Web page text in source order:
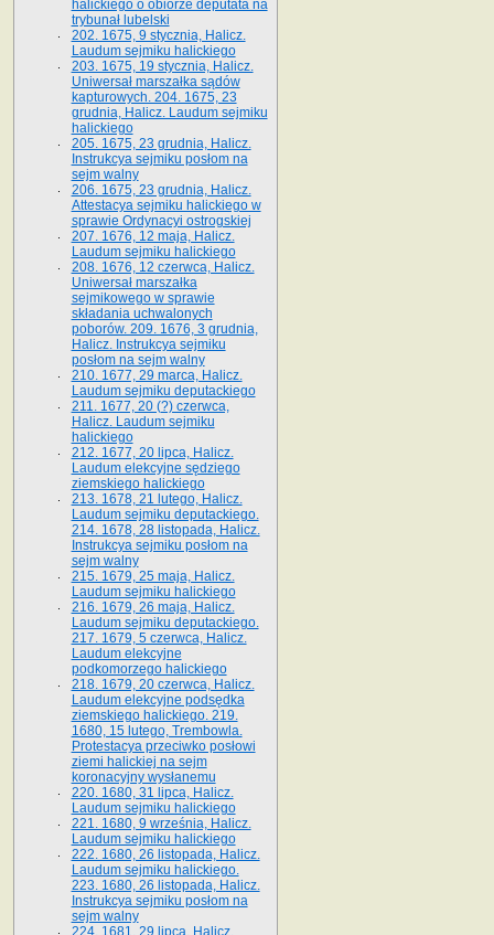
halickiego o obiorze deputata na
trybunał lubelski
202. 1675, 9 stycznia, Halicz.
Laudum sejmiku halickiego
203. 1675, 19 stycznia, Halicz.
Uniwersał marszałka sądów
kapturowych. 204. 1675, 23
grudnia, Halicz. Laudum sejmiku
halickiego
205. 1675, 23 grudnia, Halicz.
Instrukcya sejmiku posłom na
sejm walny
206. 1675, 23 grudnia, Halicz.
Attestacya sejmiku halickiego w
sprawie Ordynacyi ostrogskiej
207. 1676, 12 maja, Halicz.
Laudum sejmiku halickiego
208. 1676, 12 czerwca, Halicz.
Uniwersał marszałka
sejmikowego w sprawie
składania uchwalonych
poborów. 209. 1676, 3 grudnia,
Halicz. Instrukcya sejmiku
posłom na sejm walny
210. 1677, 29 marca, Halicz.
Laudum sejmiku deputackiego
211. 1677, 20 (?) czerwca,
Halicz. Laudum sejmiku
halickiego
212. 1677, 20 lipca, Halicz.
Laudum elekcyjne sędziego
ziemskiego halickiego
213. 1678, 21 lutego, Halicz.
Laudum sejmiku deputackiego.
214. 1678, 28 listopada, Halicz.
Instrukcya sejmiku posłom na
sejm walny
215. 1679, 25 maja, Halicz.
Laudum sejmiku halickiego
216. 1679, 26 maja, Halicz.
Laudum sejmiku deputackiego.
217. 1679, 5 czerwca, Halicz.
Laudum elekcyjne
podkomorzego halickiego
218. 1679, 20 czerwca, Halicz.
Laudum elekcyjne podsędka
ziemskiego halickiego. 219.
1680, 15 lutego, Trembowla.
Protestacya przeciwko posłowi
ziemi halickiej na sejm
koronacyjny wysłanemu
220. 1680, 31 lipca, Halicz.
Laudum sejmiku halickiego
221. 1680, 9 września, Halicz.
Laudum sejmiku halickiego
222. 1680, 26 listopada, Halicz.
Laudum sejmiku halickiego.
223. 1680, 26 listopada, Halicz.
Instrukcya sejmiku posłom na
sejm walny
224. 1681, 29 lipca, Halicz.